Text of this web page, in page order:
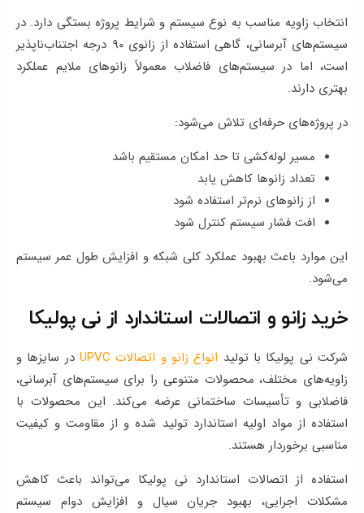
انتخاب زاویه مناسب به نوع سیستم و شرایط پروژه بستگی دارد. در
سیستم‌های آبرسانی، گاهی استفاده از زانوی ۹۰ درجه اجتناب‌ناپذیر
است، اما در سیستم‌های فاضلاب معمولاً زانوهای ملایم عملکرد
بهتری دارند.
در پروژه‌های حرفه‌ای تلاش می‌شود:
مسیر لوله‌کشی تا حد امکان مستقیم باشد
تعداد زانوها کاهش یابد
از زانوهای نرم‌تر استفاده شود
افت فشار سیستم کنترل شود
این موارد باعث بهبود عملکرد کلی شبکه و افزایش طول عمر سیستم
می‌شود.
خرید زانو و اتصالات استاندارد از نی پولیکا
شرکت نی پولیکا با تولید انواع زانو و اتصالات UPVC
در سایزها و
زاویه‌های مختلف، محصولات متنوعی را برای سیستم‌های آبرسانی،
فاضلابی و تأسیسات ساختمانی عرضه می‌کند. این محصولات با
استفاده از مواد اولیه استاندارد تولید شده و از مقاومت و کیفیت
مناسبی برخوردار هستند.
استفاده از اتصالات استاندارد نی پولیکا می‌تواند باعث کاهش
مشکلات اجرایی، بهبود جریان سیال و افزایش دوام سیستم